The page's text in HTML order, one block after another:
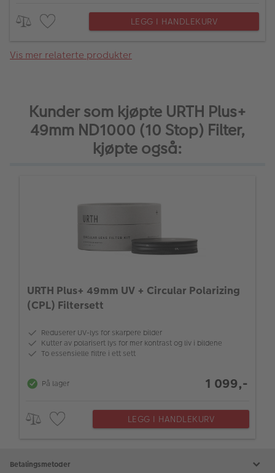
LEGG I HANDLEKURV
Vis mer relaterte produkter
Kunder som kjøpte URTH Plus+
49mm ND1000 (10 Stop) Filter,
kjøpte også:
URTH Plus+ 49mm UV + Circular Polarizing
(CPL) Filtersett
Reduserer UV-lys for skarpere bilder
Kutter av polarisert lys for mer kontrast og liv i bildene
To essensielle filtre i ett sett
På lager 1 099,-
LEGG I HANDLEKURV
Betalingsmetoder